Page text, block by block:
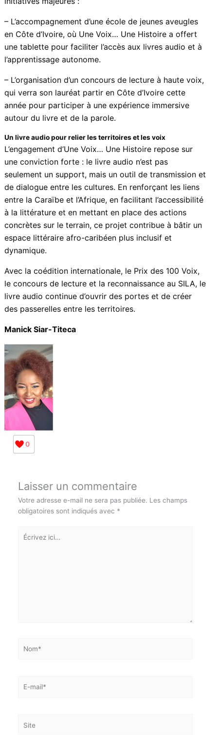
– L’accompagnement d’une école de jeunes aveugles
en Côte d’Ivoire, où Une Voix… Une Histoire a offert
une tablette pour faciliter l’accès aux livres audio et à
l’apprentissage autonome.
– L’organisation d’un concours de lecture à haute voix,
qui verra son lauréat partir en Côte d’Ivoire cette
année pour participer à une expérience immersive
autour du livre et de la parole.
Un livre audio pour relier les territoires et les voix
L’engagement d’Une Voix… Une Histoire repose sur
une conviction forte : le livre audio n’est pas
seulement un support, mais un outil de transmission et
de dialogue entre les cultures. En renforçant les liens
entre la Caraïbe et l’Afrique, en facilitant l’accessibilité
à la littérature et en mettant en place des actions
concrètes sur le terrain, ce projet contribue à bâtir un
espace littéraire afro-caribéen plus inclusif et
dynamique.
Avec la coédition internationale, le Prix des 100 Voix,
le concours de lecture et la reconnaissance au SILA, le
livre audio continue d’ouvrir des portes et de créer
des passerelles entre les territoires.
Manick Siar-Titeca
0
Laisser un commentaire
Votre adresse e-mail ne sera pas publiée. Les champs
obligatoires sont indiqués avec *
Écrivez
ici…
mail*
E-mail*
J'accepte